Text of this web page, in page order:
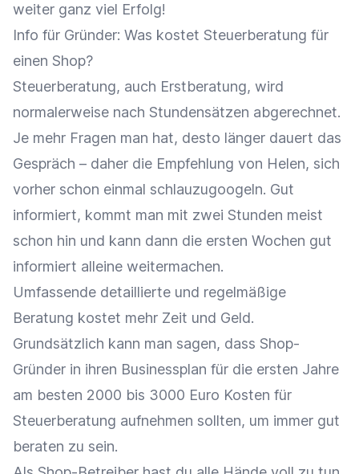
weiter ganz viel Erfolg!
Info für Gründer: Was kostet Steuerberatung für
einen Shop?
Steuerberatung, auch Erstberatung, wird
normalerweise nach Stundensätzen abgerechnet.
Je mehr Fragen man hat, desto länger dauert das
Gespräch – daher die Empfehlung von Helen, sich
vorher schon einmal schlauzugoogeln. Gut
informiert, kommt man mit zwei Stunden meist
schon hin und kann dann die ersten Wochen gut
informiert alleine weitermachen.
Umfassende detaillierte und regelmäßige
Beratung kostet mehr Zeit und Geld.
Grundsätzlich kann man sagen, dass Shop-
Gründer in ihren Businessplan für die ersten Jahre
am besten 2000 bis 3000 Euro Kosten für
Steuerberatung aufnehmen sollten, um immer gut
beraten zu sein.